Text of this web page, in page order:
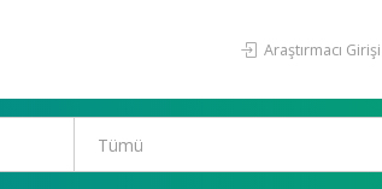
Araştırmacı Girişi